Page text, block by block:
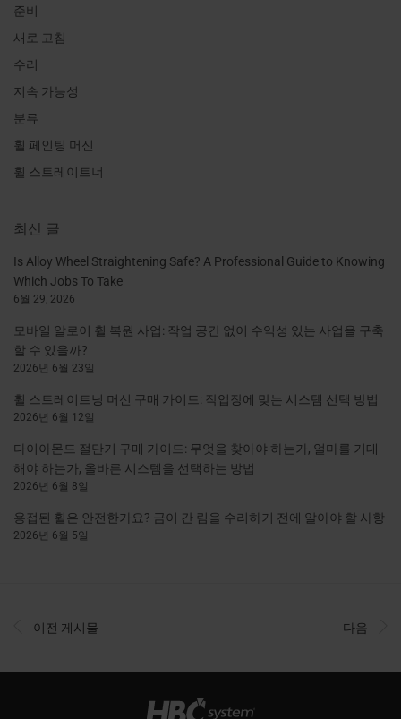
준비
새로 고침
수리
지속 가능성
분류
휠 페인팅 머신
휠 스트레이트너
최신 글
Is Alloy Wheel Straightening Safe? A Professional Guide to Knowing
Which Jobs To Take
6월 29, 2026
모바일 알로이 휠 복원 사업: 작업 공간 없이 수익성 있는 사업을 구축
할 수 있을까?
2026년 6월 23일
휠 스트레이트닝 머신 구매 가이드: 작업장에 맞는 시스템 선택 방법
2026년 6월 12일
다이아몬드 절단기 구매 가이드: 무엇을 찾아야 하는가, 얼마를 기대
해야 하는가, 올바른 시스템을 선택하는 방법
2026년 6월 8일
용접된 휠은 안전한가요? 금이 간 림을 수리하기 전에 알아야 할 사항
2026년 6월 5일
이전 게시물 다음